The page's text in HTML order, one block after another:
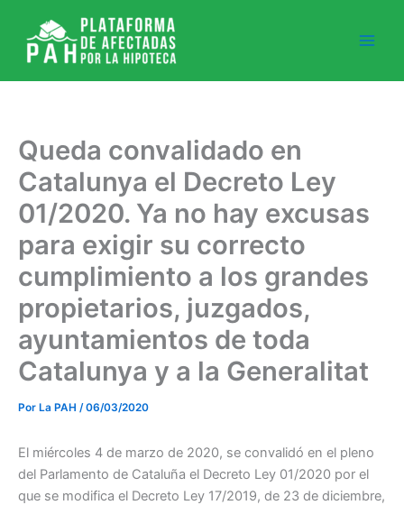
contenido
Queda convalidado en
Catalunya el Decreto Ley
01/2020. Ya no hay excusas
para exigir su correcto
cumplimiento a los grandes
propietarios, juzgados,
ayuntamientos de toda
Catalunya y a la Generalitat
Por La PAH /06/03/2020
El miércoles 4 de marzo de 2020, se convalidó en el pleno
del Parlamento de Cataluña el Decreto Ley 01/2020 por el
que se modifica el Decreto Ley 17/2019, de 23 de diciembre,